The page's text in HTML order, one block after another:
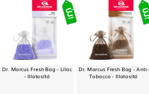
Dr. Marcus Fresh Bag - Lilac
- Illatosító
Dr. Marcus Fresh Bag - Anti-
Tobacco - Illatosító